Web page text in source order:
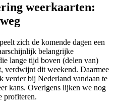
weerkaarten:
zich de komende dagen een
belangrijke
lange tijd boven (delen van)
verdwijnt dit weekend. Daarmee
verder bij Nederland vandaan te
kans. Overigens lijken we nog
profiteren.